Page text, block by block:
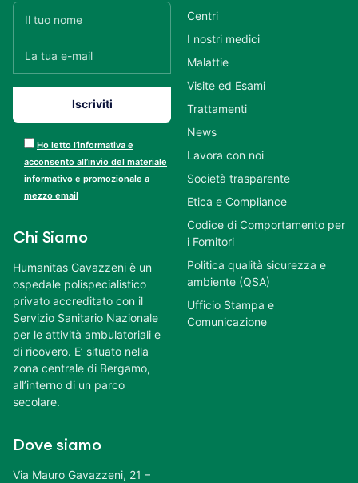
Ho letto l’informativa e
acconsento all’invio del materiale
informativo e promozionale a
mezzo email
Chi Siamo
Humanitas Gavazzeni è un
ospedale polispecialistico
privato accreditato con il
Servizio Sanitario Nazionale
per le attività ambulatoriali e
di ricovero. E’ situato nella
zona centrale di Bergamo,
all’interno di un parco
secolare.
Dove siamo
Via Mauro Gavazzeni, 21 –
Centri
I nostri medici
Malattie
Visite ed Esami
Trattamenti
News
Lavora con noi
Società trasparente
Etica e Compliance
Codice di Comportamento per
i Fornitori
Politica qualità sicurezza e
ambiente (QSA)
Ufficio Stampa e
Comunicazione